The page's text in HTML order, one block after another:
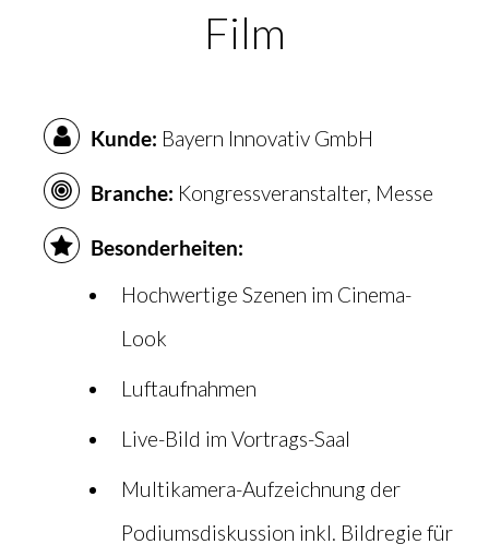
Film
Kunde: Bayern Innovativ GmbH
Branche: Kongressveranstalter, Messe
Besonderheiten:
Hochwertige Szenen im Cinema-
Look
Luftaufnahmen
Live-Bild im Vortrags-Saal
Multikamera-Aufzeichnung der
Podiumsdiskussion inkl. Bildregie für